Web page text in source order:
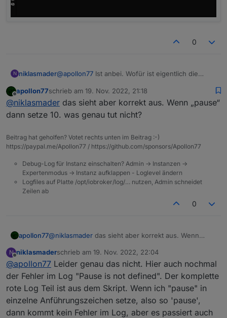
0
N niklasmader@apollon77 Ist anbei. Wofür ist eigentlich die
Offline
apollon77schrieb am 19. Nov. 2022, 21:18
zuletzt editiert von
@niklasmader das sieht aber korrekt aus. Wenn „pause“
dann setze 10. was genau tut nicht?
Beitrag hat geholfen? Votet rechts unten im Beitrag :-)
https://paypal.me/Apollon77 / https://github.com/sponsors/Apollon77
Debug-Log für Instanz einschalten? Admin -> Instanzen ->
Expertenmodus -> Instanz aufklappen - Loglevel ändern
Logfiles auf Platte /opt/iobroker/log/… nutzen, Admin schneidet
Zeilen ab
0
apollon77@niklasmader das sieht aber korrekt aus. Wenn
N
Offline
niklasmaderschrieb am 19. Nov. 2022, 22:04
zuletzt editiert von
@apollon77 Leider genau das nicht. Hier auch nochmal
der Fehler im Log "Pause is not defined". Der komplette
rote Log Teil ist aus dem Skript. Wenn ich "pause" in
einzelne Anführungszeichen setze, also so 'pause',
dann kommt kein Fehler im Log, aber es passiert auch